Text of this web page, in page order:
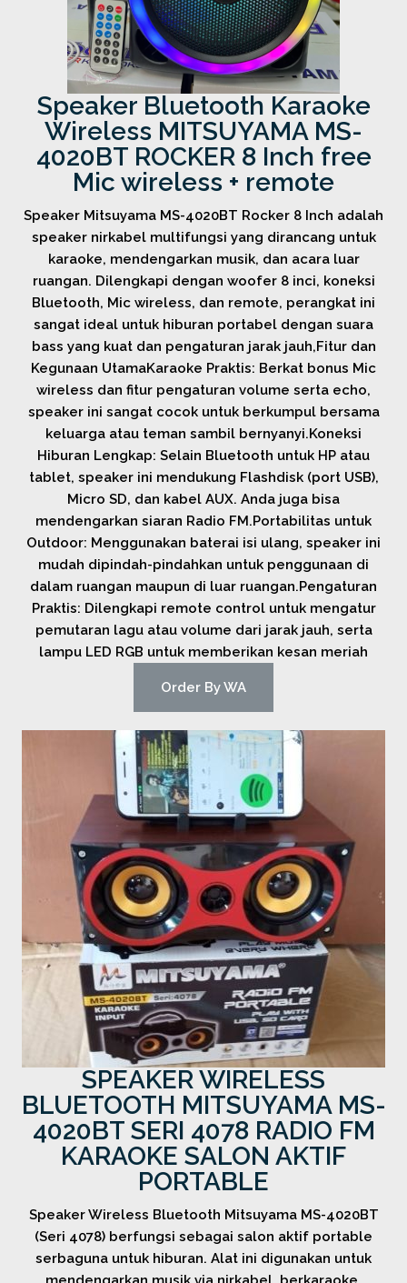
Speaker Bluetooth Karaoke
Wireless MITSUYAMA MS-
4020BT ROCKER 8 Inch free
Mic wireless + remote
Speaker Mitsuyama MS-4020BT Rocker 8 Inch adalah
speaker nirkabel multifungsi yang dirancang untuk
karaoke, mendengarkan musik, dan acara luar
ruangan. Dilengkapi dengan woofer 8 inci, koneksi
Bluetooth, Mic wireless, dan remote, perangkat ini
sangat ideal untuk hiburan portabel dengan suara
bass yang kuat dan pengaturan jarak jauh,Fitur dan
Kegunaan UtamaKaraoke Praktis: Berkat bonus Mic
wireless dan fitur pengaturan volume serta echo,
speaker ini sangat cocok untuk berkumpul bersama
keluarga atau teman sambil bernyanyi.Koneksi
Hiburan Lengkap: Selain Bluetooth untuk HP atau
tablet, speaker ini mendukung Flashdisk (port USB),
Micro SD, dan kabel AUX. Anda juga bisa
mendengarkan siaran Radio FM.Portabilitas untuk
Outdoor: Menggunakan baterai isi ulang, speaker ini
mudah dipindah-pindahkan untuk penggunaan di
dalam ruangan maupun di luar ruangan.Pengaturan
Praktis: Dilengkapi remote control untuk mengatur
pemutaran lagu atau volume dari jarak jauh, serta
lampu LED RGB untuk memberikan kesan meriah
Order By WA
SPEAKER WIRELESS
BLUETOOTH MITSUYAMA MS-
4020BT SERI 4078 RADIO FM
KARAOKE SALON AKTIF
PORTABLE
Speaker Wireless Bluetooth Mitsuyama MS-4020BT
(Seri 4078) berfungsi sebagai salon aktif portable
serbaguna untuk hiburan. Alat ini digunakan untuk